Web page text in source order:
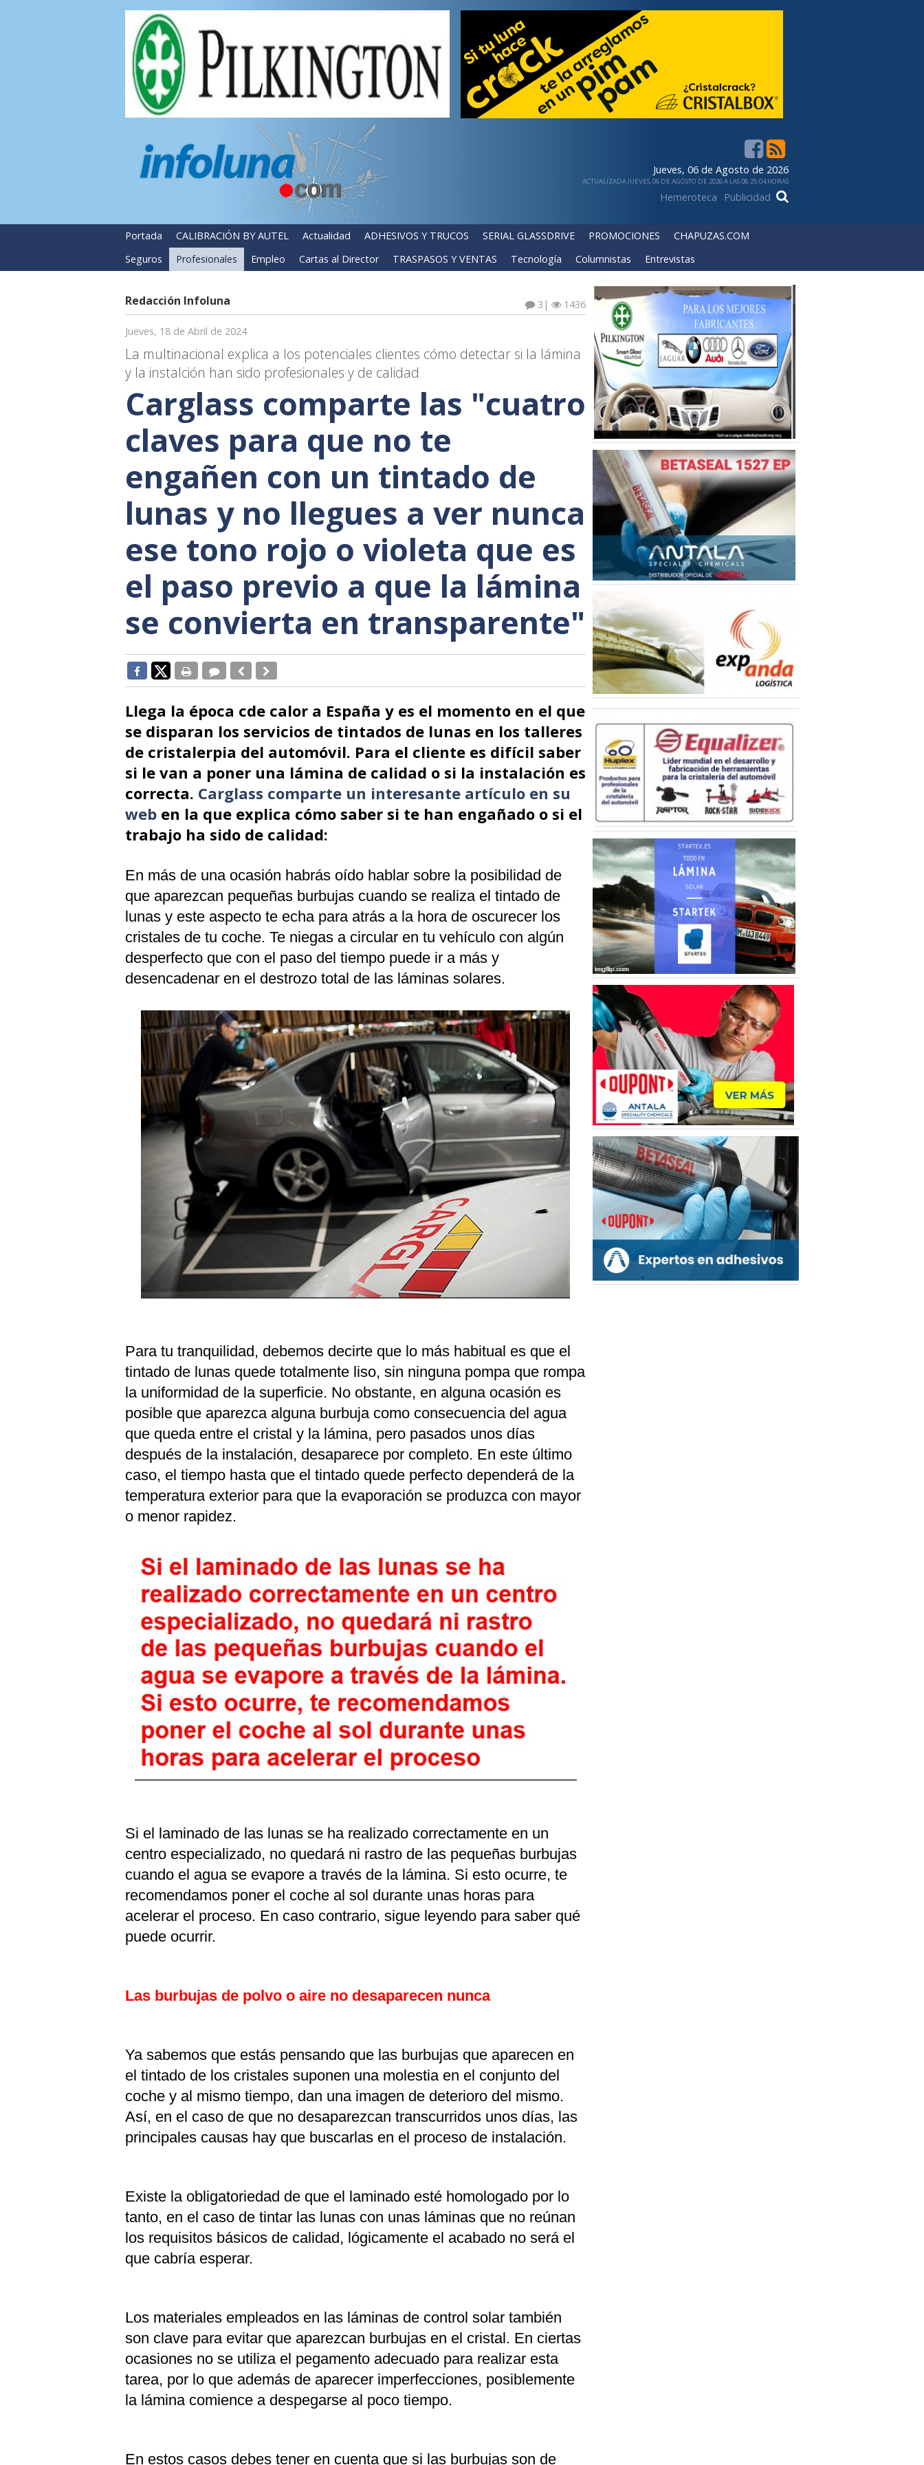
Jueves, 06 de Agosto de 2026
ACTUALIZADA JUEVES, 06 DE AGOSTO DE 2026 A LAS 08:25:04 HORAS
Hemeroteca Publicidad
Portada CALIBRACIÓN BY AUTEL Actualidad ADHESIVOS Y TRUCOS SERIAL GLASSDRIVE PROMOCIONES
CHAPUZAS.COM
Seguros
Profesionales Empleo Cartas al Director TRASPASOS Y VENTAS Tecnología Columnistas Entrevistas
Redacción Infoluna | 1436
3
Jueves, 18 de Abril de 2024
La multinacional explica a los potenciales clientes cómo detectar si la lámina
y la instalción han sido profesionales y de calidad
Carglass comparte las "cuatro
claves para que no te
engañen con un tintado de
lunas y no llegues a ver nunca
ese tono rojo o violeta que es
el paso previo a que la lámina
se convierta en transparente"
Llega la época cde calor a España y es el momento en el que
se disparan los servicios de tintados de lunas en los talleres
de cristalerpia del automóvil. Para el cliente es difícil saber
si le van a poner una lámina de calidad o si la instalación es
correcta. Carglass comparte un interesante artículo en su
web en la que explica cómo saber si te han engañado o si el
trabajo ha sido de calidad:
En más de una ocasión habrás oído hablar sobre la posibilidad de
que aparezcan pequeñas burbujas cuando se realiza el tintado de
lunas y este aspecto te echa para atrás a la hora de oscurecer los
cristales de tu coche. Te niegas a circular en tu vehículo con algún
desperfecto que con el paso del tiempo puede ir a más y
desencadenar en el destrozo total de las láminas solares.
Para tu tranquilidad, debemos decirte que lo más habitual es que el
tintado de lunas quede totalmente liso, sin ninguna pompa que rompa
la uniformidad de la superficie. No obstante, en alguna ocasión es
posible que aparezca alguna burbuja como consecuencia del agua
que queda entre el cristal y la lámina, pero pasados unos días
después de la instalación, desaparece por completo. En este último
caso, el tiempo hasta que el tintado quede perfecto dependerá de la
temperatura exterior para que la evaporación se produzca con mayor
o menor rapidez.
Si el laminado de las lunas se ha realizado correctamente en un
centro especializado, no quedará ni rastro de las pequeñas burbujas
cuando el agua se evapore a través de la lámina. Si esto ocurre, te
recomendamos poner el coche al sol durante unas horas para
acelerar el proceso. En caso contrario, sigue leyendo para saber qué
puede ocurrir.
Las burbujas de polvo o aire no desaparecen nunca
Ya sabemos que estás pensando que las burbujas que aparecen en
el tintado de los cristales suponen una molestia en el conjunto del
coche y al mismo tiempo, dan una imagen de deterioro del mismo.
Así, en el caso de que no desaparezcan transcurridos unos días, las
principales causas hay que buscarlas en el proceso de instalación.
Existe la obligatoriedad de que el laminado esté homologado por lo
tanto, en el caso de tintar las lunas con unas láminas que no reúnan
los requisitos básicos de calidad, lógicamente el acabado no será el
que cabría esperar.
Los materiales empleados en las láminas de control solar también
son clave para evitar que aparezcan burbujas en el cristal. En ciertas
ocasiones no se utiliza el pegamento adecuado para realizar esta
tarea, por lo que además de aparecer imperfecciones, posiblemente
la lámina comience a despegarse al poco tiempo.
En estos casos debes tener en cuenta que si las burbujas son de